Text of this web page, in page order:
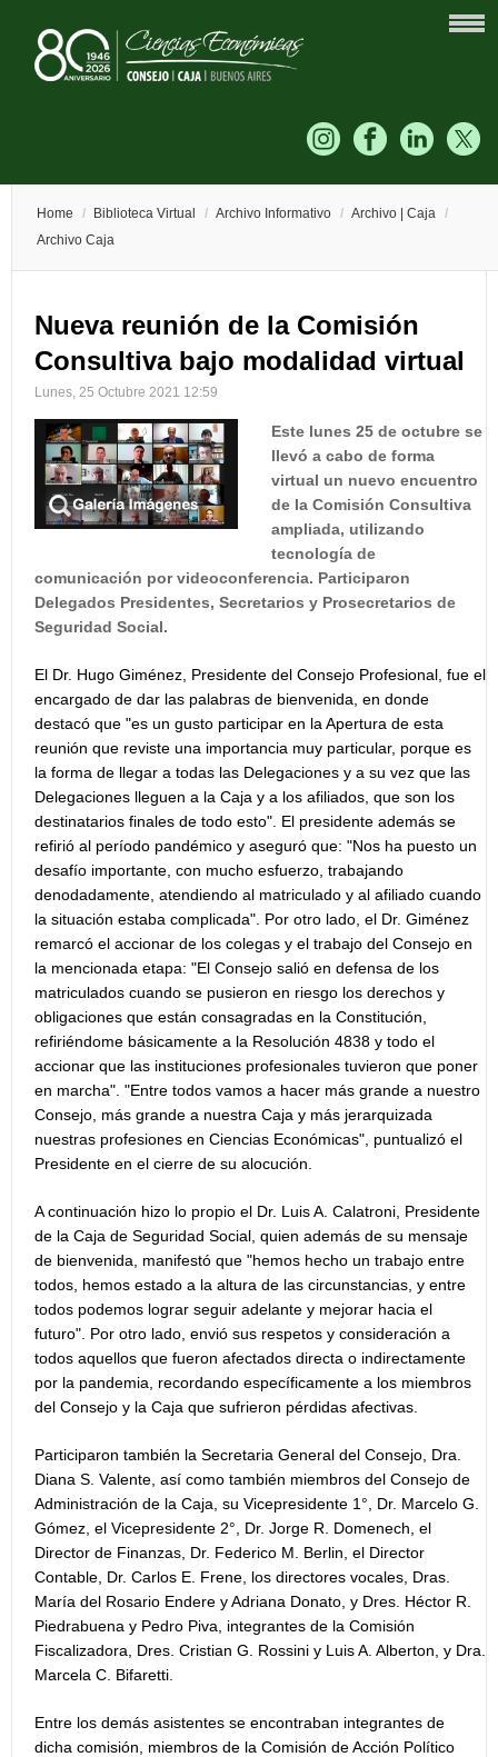
Home / Biblioteca Virtual / Archivo Informativo / Archivo | Caja /
Archivo Caja
Nueva reunión de la Comisión
Consultiva bajo modalidad virtual
Lunes, 25 Octubre 2021 12:59
Este lunes 25 de octubre se
llevó a cabo de forma
virtual un nuevo encuentro
de la Comisión Consultiva
ampliada, utilizando
tecnología de
comunicación por videoconferencia. Participaron
Delegados Presidentes, Secretarios y Prosecretarios de
Seguridad Social.
El Dr. Hugo Giménez, Presidente del Consejo Profesional, fue el
encargado de dar las palabras de bienvenida, en donde
destacó que "es un gusto participar en la Apertura de esta
reunión que reviste una importancia muy particular, porque es
la forma de llegar a todas las Delegaciones y a su vez que las
Delegaciones lleguen a la Caja y a los afiliados, que son los
destinatarios finales de todo esto". El presidente además se
refirió al período pandémico y aseguró que: "Nos ha puesto un
desafío importante, con mucho esfuerzo, trabajando
denodadamente, atendiendo al matriculado y al afiliado cuando
la situación estaba complicada". Por otro lado, el Dr. Giménez
remarcó el accionar de los colegas y el trabajo del Consejo en
la mencionada etapa: "El Consejo salió en defensa de los
matriculados cuando se pusieron en riesgo los derechos y
obligaciones que están consagradas en la Constitución,
refiriéndome básicamente a la Resolución 4838 y todo el
accionar que las instituciones profesionales tuvieron que poner
en marcha". "Entre todos vamos a hacer más grande a nuestro
Consejo, más grande a nuestra Caja y más jerarquizada
nuestras profesiones en Ciencias Económicas", puntualizó el
Presidente en el cierre de su alocución.
A continuación hizo lo propio el Dr. Luis A. Calatroni, Presidente
de la Caja de Seguridad Social, quien además de su mensaje
de bienvenida, manifestó que "hemos hecho un trabajo entre
todos, hemos estado a la altura de las circunstancias, y entre
todos podemos lograr seguir adelante y mejorar hacia el
futuro". Por otro lado, envió sus respetos y consideración a
todos aquellos que fueron afectados directa o indirectamente
por la pandemia, recordando específicamente a los miembros
del Consejo y la Caja que sufrieron pérdidas afectivas.
Participaron también la Secretaria General del Consejo, Dra.
Diana S. Valente, así como también miembros del Consejo de
Administración de la Caja, su Vicepresidente 1°, Dr. Marcelo G.
Gómez, el Vicepresidente 2°, Dr. Jorge R. Domenech, el
Director de Finanzas, Dr. Federico M. Berlin, el Director
Contable, Dr. Carlos E. Frene, los directores vocales, Dras.
María del Rosario Endere y Adriana Donato, y Dres. Héctor R.
Piedrabuena y Pedro Piva, integrantes de la Comisión
Fiscalizadora, Dres. Cristian G. Rossini y Luis A. Alberton, y Dra.
Marcela C. Bifaretti.
Entre los demás asistentes se encontraban integrantes de
dicha comisión, miembros de la Comisión de Acción Político